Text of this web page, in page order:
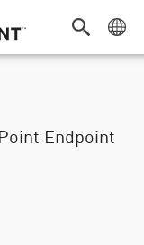
Endpoint